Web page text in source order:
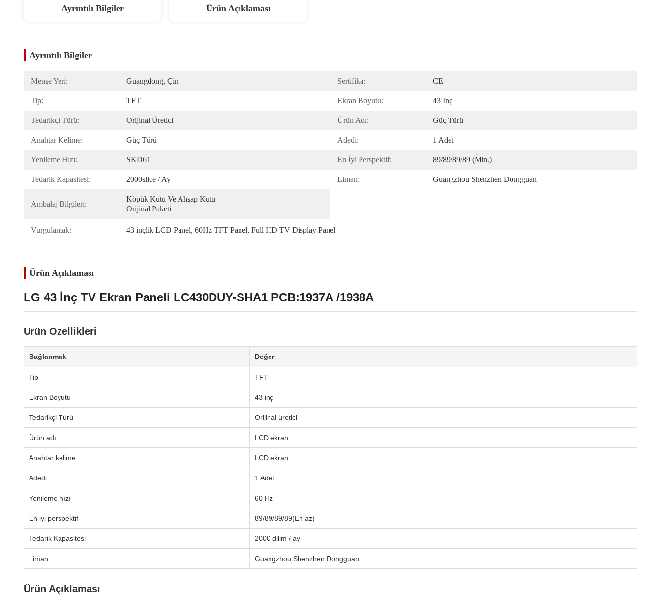
Ayrıntılı Bilgiler Ürün Açıklaması
Ayrıntılı Bilgiler
Menşe Yeri: Guangdong, Çin Sertifika: CE
Tip: TFT Ekran Boyutu: 43 Inç
Tedarikçi Türü: Orijinal Üretici Ürün Adı: Güç Türü
Anahtar Kelime: Güç Türü Adedi: 1 Adet
Yenileme Hızı: SKD61 En İyi Perspektif: 89/89/89/89 (Min.)
Tedarik Kapasitesi: 2000slice / Ay Liman: Guangzhou Shenzhen Dongguan
Ambalaj Bilgileri:
Köpük Kutu Ve Ahşap Kutu
Orijinal Paketi
Vurgulamak: 43 inçlik LCD Panel, 60Hz TFT Panel, Full HD TV Display Panel
Ürün Açıklaması
LG 43 İnç TV Ekran Paneli LC430DUY-SHA1 PCB:1937A /1938A
Ürün Özellikleri
Bağlanmak Değer
Tip TFT
Ekran Boyutu 43 inç
Tedarikçi Türü Orijinal üretici
Ürün adı LCD ekran
Anahtar kelime LCD ekran
Adedi 1 Adet
Yenileme hızı 60 Hz
En iyi perspektif 89/89/89/89(En az)
Tedarik Kapasitesi 2000 dilim / ay
Liman Guangzhou Shenzhen Dongguan
Ürün Açıklaması